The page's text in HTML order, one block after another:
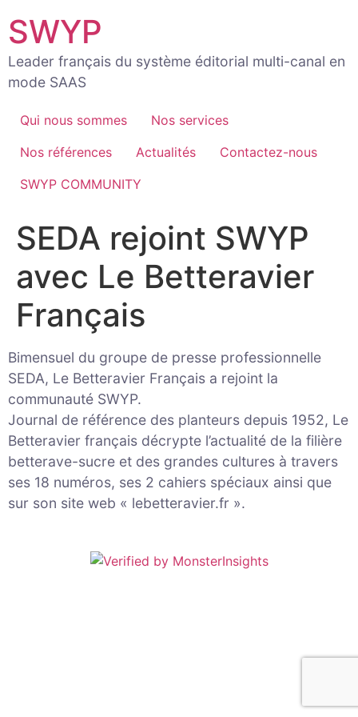
au
contenu
SWYP
Leader français du système éditorial multi-canal en
mode SAAS
Qui nous sommes
Nos services
Nos références
Actualités
Contactez-nous
SWYP COMMUNITY
SEDA rejoint SWYP
avec Le Betteravier
Français
Bimensuel du groupe de presse professionnelle
SEDA, Le Betteravier Français a rejoint la
communauté SWYP.
Journal de référence des planteurs depuis 1952, Le
Betteravier français décrypte l’actualité de la filière
betterave-sucre et des grandes cultures à travers
ses 18 numéros, ses 2 cahiers spéciaux ainsi que
sur son site web « lebetteravier.fr ».